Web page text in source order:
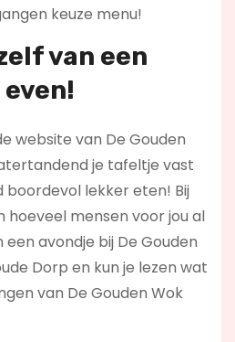
keuze menu!
van een
website van De Gouden
je tafeltje vast
boordevol lekker eten! Bij
hoeveel mensen voor jou al
avondje bij De Gouden
Dorp en kun je lezen wat
van De Gouden Wok